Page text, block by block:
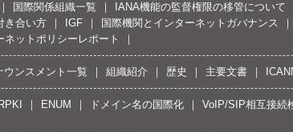
国際関係組織一覧
IANA機能の監督権限の移管について
き合い方
IGF
国際機関とインターネットガバナンス
ネットポリシーレポート
ウンスメント一覧 組織紹介 歴史 主要文書
RPKI ENUM ドメイン名の国際化
VoIP/SIP相互接続